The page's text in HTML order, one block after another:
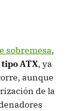
sobremesa,
ATX, ya
aunque
de la